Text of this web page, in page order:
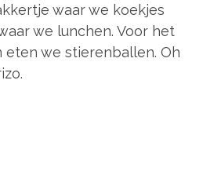
waar we koekjes
we lunchen. Voor het
eten we stierenballen. Oh